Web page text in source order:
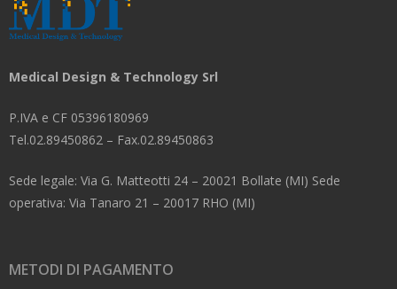
Medical Design & Technology Srl
P.IVA e CF 05396180969
Tel.02.89450862 – Fax.02.89450863
Sede legale: Via G. Matteotti 24 – 20021 Bollate (MI) Sede
operativa: Via Tanaro 21 – 20017 RHO (MI)
METODI DI PAGAMENTO